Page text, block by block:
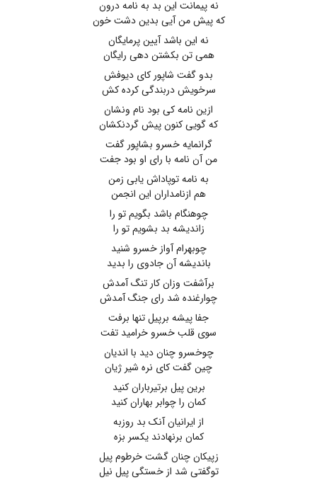
نه پیمانت این بد به نامه درون
که پیش من آیی بدین دشت خون
نه این باشد آیین پرمایگان
همی تن بکشتن دهی رایگان
بدو گفت شاپور کای دیوفش
سرخویش دربندگی کرده کش
ازین نامه کی بود نام ونشان
که گویی کنون پیش گردنکشان
گرانمایه خسرو بشاپور گفت
من آن نامه با رای او بود جفت
به نامه توپاداش یابی زمن
هم ازنامداران این انجمن
چوهنگام باشد بگویم تو را
زاندیشه بد بشویم تو را
چوبهرام آواز خسرو شنید
باندیشه آن جادوی را بدید
برآشفت وزان کار تنگ آمدش
چوارغنده شد رای جنگ آمدش
جفا پیشه برپیل تنها برفت
سوی قلب خسرو خرامید تفت
چوخسرو چنان دید با اندیان
چین گفت کای نره شیر ژیان
برین پیل برتیرباران کنید
کمان را چوابر بهاران کنید
از ایرانیان آنک بد روزبه
کمان برنهادند یکسر بزه
زپیکان چنان گشت خرطوم پیل
توگفتی شد از خستگی پیل نیل